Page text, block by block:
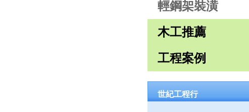
輕鋼架裝潢
木工推薦
工程案例
世紀工程行